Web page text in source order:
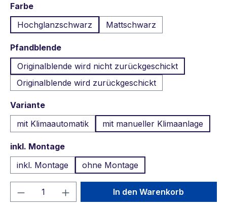
Farbeauswählen
Hochglanzschwarz
Mattschwarz
Pfandblendeauswählen
Originalblende wird nicht zurückgeschickt
Originalblende wird zurückgeschickt
Varianteauswählen
mit Klimaautomatik
mit manueller Klimaanlage
inkl. Montageauswählen
inkl. Montage
ohne Montage
Produkt Anzahl: Gib denIn den Warenkorb